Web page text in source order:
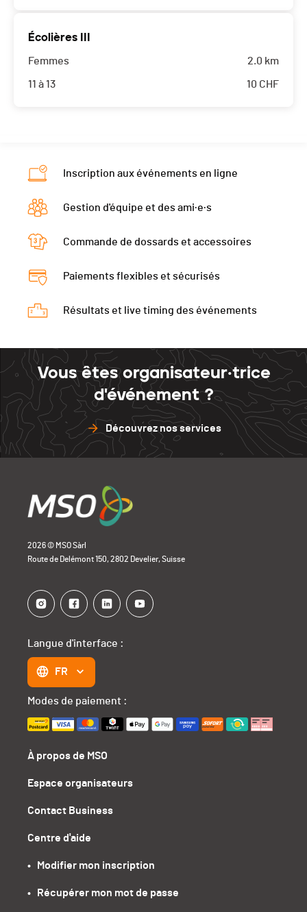
Écolières III
Femmes
11 à 13
2.0 km
10 CHF
Inscription aux événements en ligne
Gestion d'équipe et des ami·e·s
Commande de dossards et accessoires
Paiements flexibles et sécurisés
Résultats et live timing des événements
Vous êtes organisateur·trice
d'événement ?
Découvrez nos services
2026 © MSO Sàrl
Route de Delémont 150, 2802 Develier, Suisse
À propos de MSO
Espace organisateurs
Contact Business
Centre d'aide
•   Modifier mon inscription
•   Récupérer mon mot de passe
Langue d'interface :
FR
Modes de paiement :